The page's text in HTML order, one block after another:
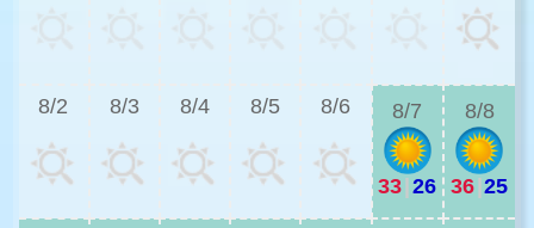
8/2 8/3 8/4 8/5 8/6 8/7
33|26
8/8
36|25